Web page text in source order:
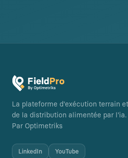
La plateforme d'exécution terrain
de la distribution alimentée par l'ia.
Par Optimetriks
LinkedIn YouTube